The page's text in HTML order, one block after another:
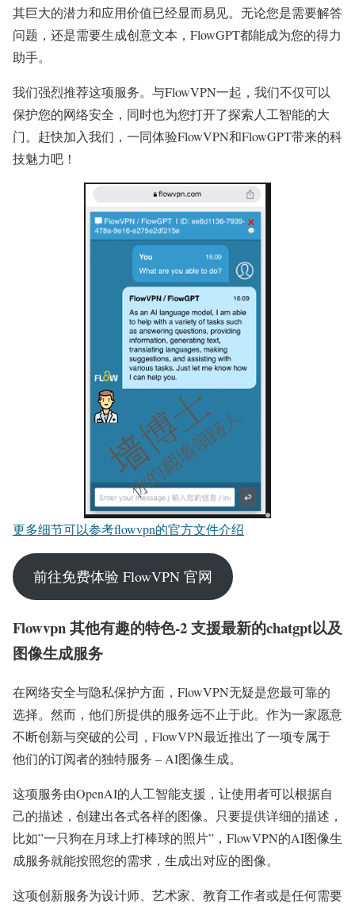
其巨大的潜力和应用价值已经显而易见。无论您是需要解答
问题，还是需要生成创意文本，FlowGPT都能成为您的得力
助手。
我们强烈推荐这项服务。与FlowVPN一起，我们不仅可以
保护您的网络安全，同时也为您打开了探索人工智能的大
门。赶快加入我们，一同体验FlowVPN和FlowGPT带来的科
技魅力吧！
更多细节可以参考flowvpn的官方文件介绍
前往免费体验 FlowVPN 官网
Flowvpn 其他有趣的特色-2 支援最新的chatgpt以及
图像生成服务
在网络安全与隐私保护方面，FlowVPN无疑是您最可靠的
选择。然而，他们所提供的服务远不止于此。作为一家愿意
不断创新与突破的公司，FlowVPN最近推出了一项专属于
他们的订阅者的独特服务 – AI图像生成。
这项服务由OpenAI的人工智能支援，让使用者可以根据自
己的描述，创建出各式各样的图像。只要提供详细的描述，
比如”一只狗在月球上打棒球的照片”，FlowVPN的AI图像生
成服务就能按照您的需求，生成出对应的图像。
这项创新服务为设计师、艺术家、教育工作者或是任何需要